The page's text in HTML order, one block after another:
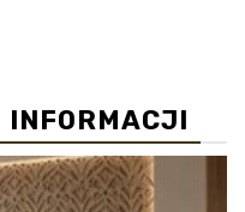
INFORMACJI